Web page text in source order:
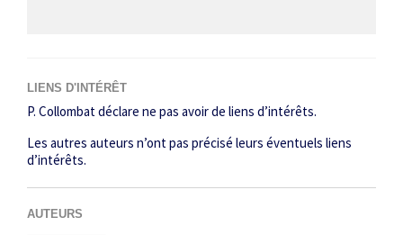
LIENS D'INTÉRÊT
P. Collombat déclare ne pas avoir de liens d’intérêts.
Les autres auteurs n’ont pas précisé leurs éventuels liens
d’intérêts.
AUTEURS